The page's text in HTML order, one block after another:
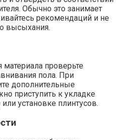
Обычно это занимает
рекомендаций и не
высыхания.​
проверьте
пола.​ При
дополнительные
приступить к укладке
установке плинтусов.